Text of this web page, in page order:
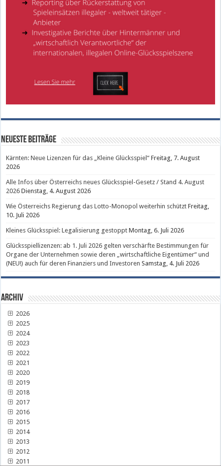
Neueste Beiträge
Kärnten: Neue Lizenzen für das „Kleine Glücksspiel“ Freitag, 7. August
2026
Alle Infos über Österreichs neues Glücksspiel-Gesetz / Stand 4. August
2026 Dienstag, 4. August 2026
Wie Österreichs Regierung das Lotto-Monopol weiterhin schützt Freitag,
10. Juli 2026
Kleines Glücksspiel: Legalisierung gestoppt Montag, 6. Juli 2026
Glücksspiellizenzen: ab 1. Juli 2026 gelten verschärfte Bestimmungen für
Organe der Unternehmen sowie deren „wirtschaftliche Eigentümer“ und
(NEU!) auch für deren Finanziers und Investoren Samstag, 4. Juli 2026
Archiv
2026
2025
2024
2023
2022
2021
2020
2019
2018
2017
2016
2015
2014
2013
2012
2011